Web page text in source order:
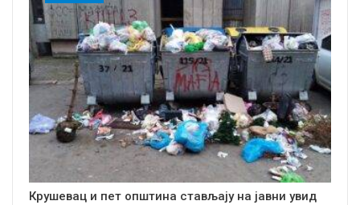
Крушевац и пет општина стављају на јавни увид